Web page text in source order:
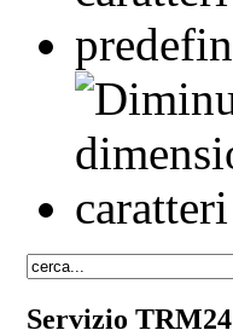
Servizio TRM24